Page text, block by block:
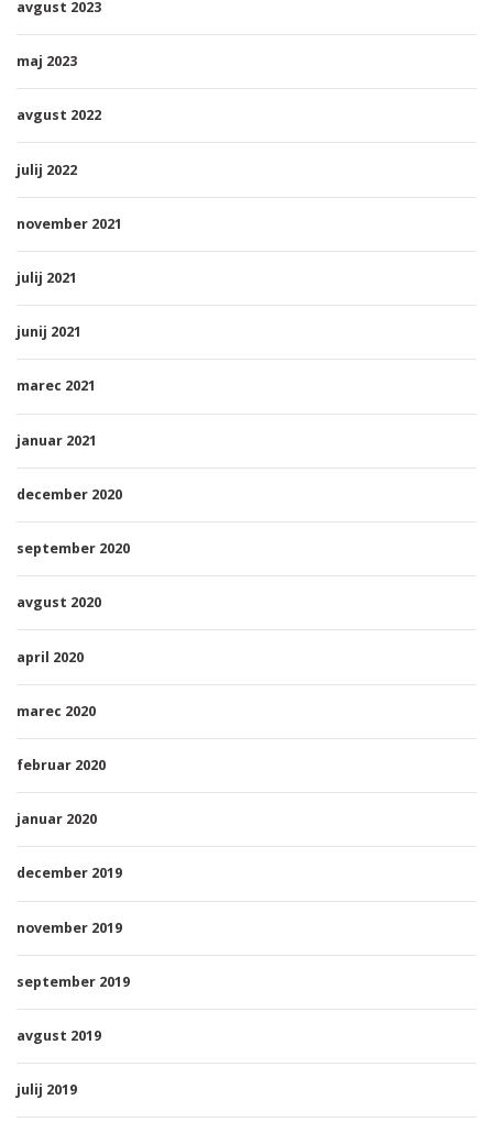
avgust 2023
maj 2023
avgust 2022
julij 2022
november 2021
julij 2021
junij 2021
marec 2021
januar 2021
december 2020
september 2020
avgust 2020
april 2020
marec 2020
februar 2020
januar 2020
december 2019
november 2019
september 2019
avgust 2019
julij 2019